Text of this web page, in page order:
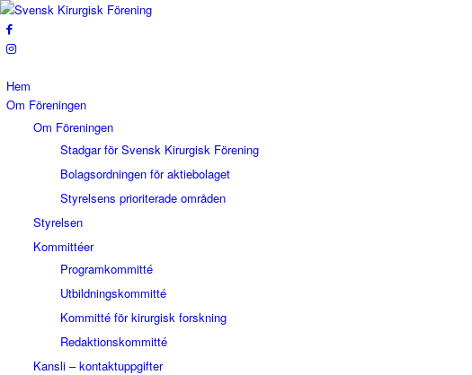
Hem
Om Föreningen
Om Föreningen
Stadgar för Svensk Kirurgisk Förening
Bolagsordningen för aktiebolaget
Styrelsens prioriterade områden
Styrelsen
Kommittéer
Programkommitté
Utbildningskommitté
Kommitté för kirurgisk forskning
Redaktionskommitté
Kansli – kontaktuppgifter